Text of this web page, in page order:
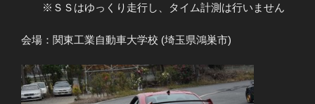
※ＳＳはゆっくり走行し、タイム計測は行いません
会場：関東工業自動車大学校 (埼玉県鴻巣市)